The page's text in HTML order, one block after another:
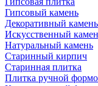
Гипсовый камень
Декоративный камень
Искусственный
Натуральный камень
Старинный кирпич
Старинная плитка
Плитка ручной